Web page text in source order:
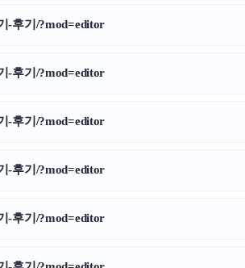
-후기/?mod=editor
-후기/?mod=editor
-후기/?mod=editor
-후기/?mod=editor
-후기/?mod=editor